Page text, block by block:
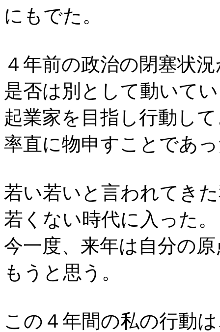
にもでた。
４年前の政治の閉塞状
是否は別として動いて
起業家を目指し行動し
率直に物申すことであ
若い若いと言われてき
若くない時代に入った。
今一度、来年は自分の
もうと思う。
この４年間の私の行動